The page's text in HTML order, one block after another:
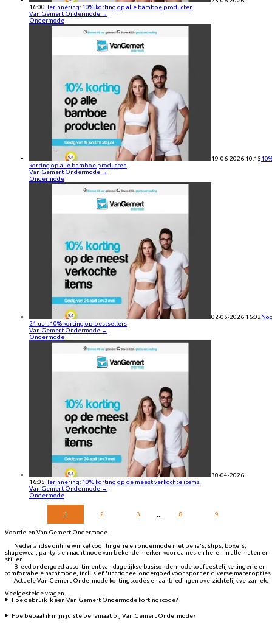
16:00Herinnering: 10% korting op alle bamboe producten
Van Gemert Ondermode →
Ondermode
19-06-2026 10:15
korting op alle bamboe producten
Van Gemert Ondermode →
Ondermode
02-05-2026 16:02
24 uur: 10% korting op bestsellers
Van Gemert Ondermode →
Ondermode
30-04-2026
16:05Herinnering: 10% korting op de meest verkochte items
Van Gemert Ondermode →
Ondermode
1 2 3 ... 8 9
Voordelen Van Gemert Ondermode
Nederlandse online winkel voor lingerie en ondermode met beha's, slips, boxers,
shapewear, panty's en nachtmode van bekende merken voor dames en heren in alle maten en
stijlen
Breed ondergoed-assortiment van dagelijkse basisondermode tot feestelijke lingerie en
comfortabele nachtmode, inclusief functioneel ondergoed voor sport en diverse matenopties
Actuele Van Gemert Ondermode kortingscodes en aanbiedingen overzichtelijk verzameld
Veelgestelde vragen
Hoe gebruik ik een Van Gemert Ondermode kortingscode?
Hoe bepaal ik mijn juiste behamaat bij Van Gemert Ondermode?